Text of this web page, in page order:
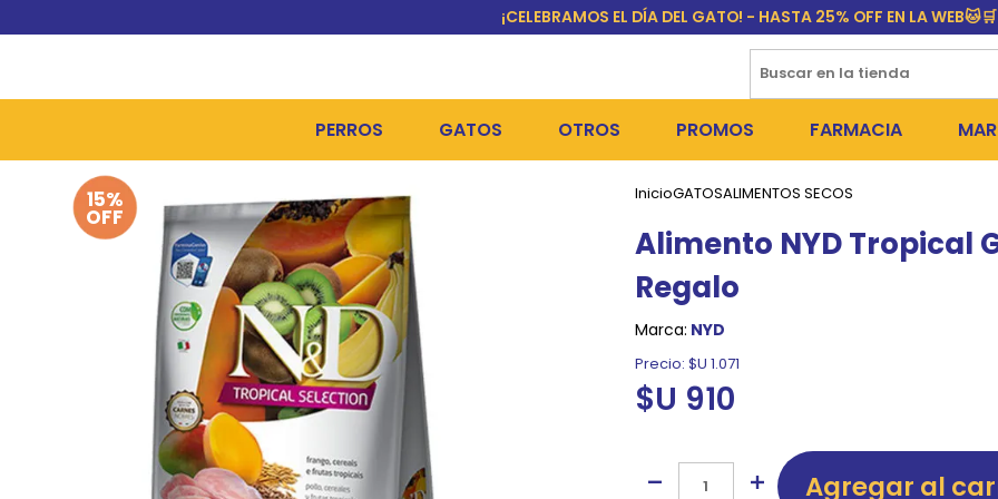
¡CELEBRAMOS EL DÍA DEL GATO! - HASTA 25% OFF EN LA WEB🐱🛒
PERROS
ALIMENTOS SECOS
ALIMENTOS HÚMEDOS Y SNACKS
HIGIENE, PELUQUERÍA Y COSMÉTICA
CAMAS Y CASETAS
BOLSOS Y TRANSPORTADORAS
BOLSAS PARA MATERIA
COLLARES, ARNESES Y CORREAS
GATOS
ALIMENTOS HÚMEDOS Y SNACKS
COMEDEROS Y BEBEDEROS
OTROS PROMOS
PERROS
GATOS
FARMACIA
PULGUICIDAS Y
15%
OFF
InicioGATOSALIMENTOS SECOS
Alimento NYD Tropical
Regalo
Marca: NYD
Precio: $U 1.071
$U 910
Agregar al